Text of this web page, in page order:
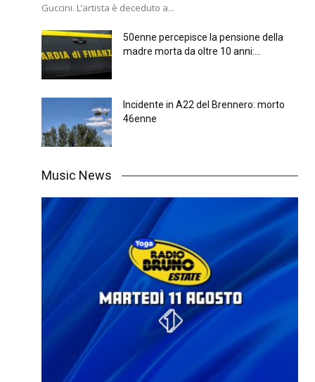
Guccini. L’artista è deceduto a...
50enne percepisce la pensione della
madre morta da oltre 10 anni:...
Incidente in A22 del Brennero: morto
46enne
Music News